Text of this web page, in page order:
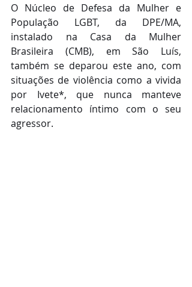
O Núcleo de Defesa da Mulher e
População LGBT, da DPE/MA,
instalado na Casa da Mulher
Brasileira (CMB), em São Luís,
também se deparou este ano, com
situações de violência como a vivida
por Ivete*, que nunca manteve
relacionamento íntimo com o seu
agressor.